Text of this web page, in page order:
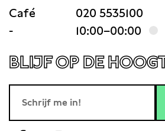
Café
020 5535100
-
10:00–00:00
BLIJF OP DE